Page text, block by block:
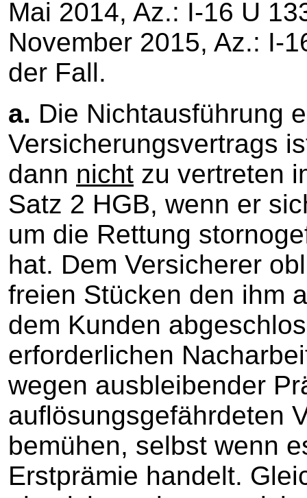
Mai 2014, Az.: I-16 U
November 2015, Az.: I-
der Fall.
a. Die Nichtausführung
Versicherungsvertrags
dann nicht zu vertreten
Satz 2 HGB, wenn er
um die Rettung
hat. Dem Versicherer
freien Stücken den ihm
dem Kunden
erforderlichen
wegen ausbleibender
auflösungsgefährdeten
bemühen, selbst wenn
Erstprämie handelt.